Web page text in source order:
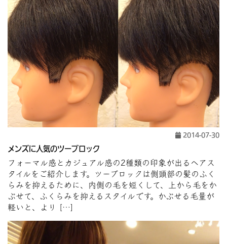
2014-07-30
メンズに人気のツーブロック
フォーマル感とカジュアル感の2種類の印象が出るヘアス
タイルをご紹介します。ツーブロックは側頭部の髪のふく
らみを抑えるために、内側の毛を短くして、上から毛をか
ぶせて、ふくらみを抑えるスタイルです。かぶせる毛量が
軽いと、より […]